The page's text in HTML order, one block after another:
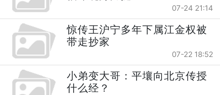
07-24 21:14
惊传王沪宁多年下属江金权被
带走抄家
07-22 18:52
小弟变大哥：平壤向北京传授
什么经？